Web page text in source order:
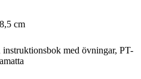
cm
instruktionsbok med övningar, PT-